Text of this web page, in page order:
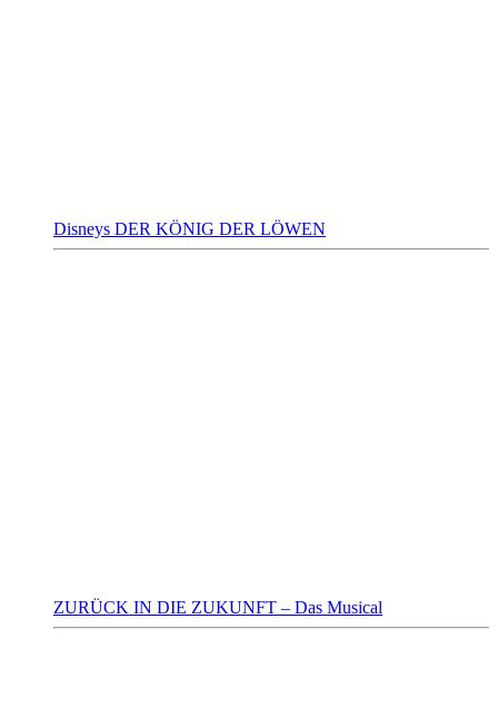
Disneys DER KÖNIG DER LÖWEN
ZURÜCK IN DIE ZUKUNFT – Das Musical